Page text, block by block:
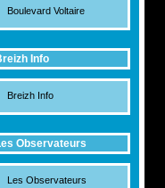
Boulevard Voltaire
Info
Breizh Info
Observateurs
Les Observateurs